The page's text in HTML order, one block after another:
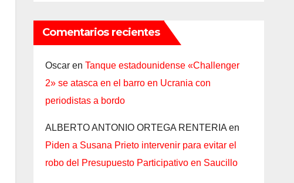
Comentarios recientes
Oscar enTanque estadounidense «Challenger
2» se atasca en el barro en Ucrania con
periodistas a bordo
ALBERTO ANTONIO ORTEGA RENTERIA en
Piden a Susana Prieto intervenir para evitar el
robo del Presupuesto Participativo en Saucillo